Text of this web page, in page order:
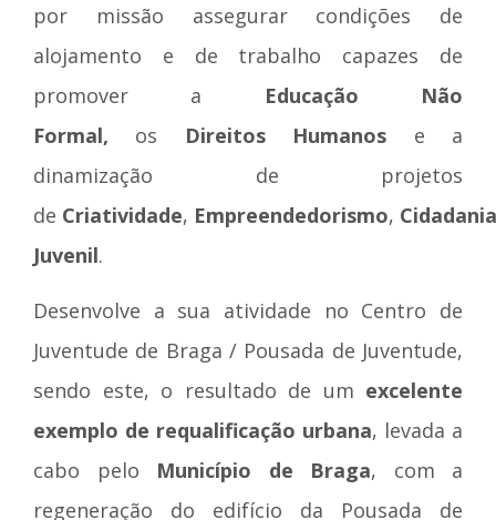
por missão assegurar condições de
alojamento e de trabalho capazes de
promover a Educação Não
Formal, os Direitos Humanos e a
dinamização de projetos
de Criatividade, Empreendedorismo,
Juvenil.
Desenvolve a sua atividade no Centro de
Juventude de Braga / Pousada de Juventude,
sendo este, o resultado de um excelente
exemplo de requalificação urbana, levada a
cabo pelo Município de Braga, com a
regeneração do edifício da Pousada de